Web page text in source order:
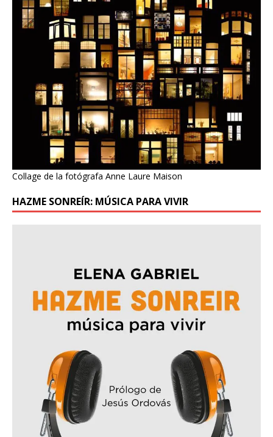
Collage de la fotógrafa Anne Laure Maison
HAZME SONREÍR: MÚSICA PARA VIVIR